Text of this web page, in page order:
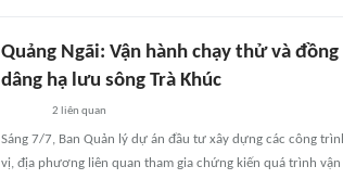
Quảng Ngãi: Vận hành chạy thử và
dâng hạ lưu sông Trà Khúc
2 liên quan
Sáng 7/7, Ban Quản lý dự án đầu tư xây dựng các công
vị, địa phương liên quan tham gia chứng kiến quá trình